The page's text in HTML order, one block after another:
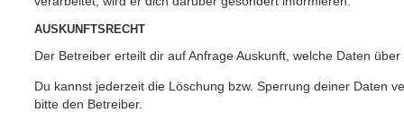
AUSKUNFTSRECHT
Der Betreiber erteilt dir auf Anfrage Auskunft, welche Daten
Du kannst jederzeit die Löschung bzw. Sperrung deiner Daten
bitte den Betreiber.